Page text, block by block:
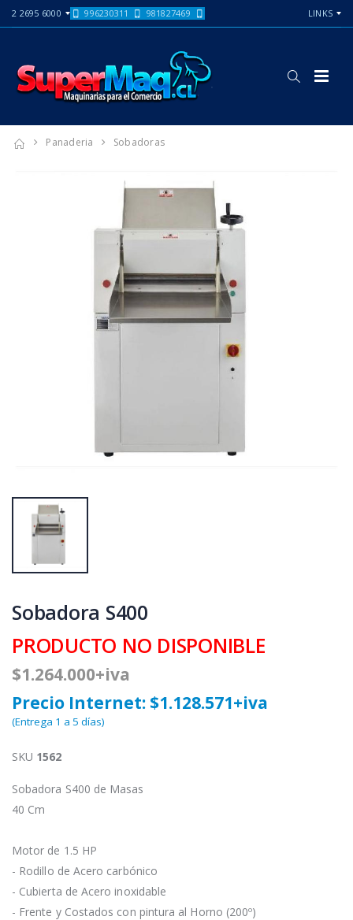
2 2695 6000 996230311 981827469 LINKS
Panaderia Sobadoras
Sobadora S400
PRODUCTO NO DISPONIBLE
$1.264.000+iva
Precio Internet: $1.128.571+iva
(Entrega 1 a 5 días)
SKU 1562
Sobadora S400 de Masas
40 Cm
Motor de 1.5 HP
- Rodillo de Acero carbónico
- Cubierta de Acero inoxidable
- Frente y Costados con pintura al Horno (200º)